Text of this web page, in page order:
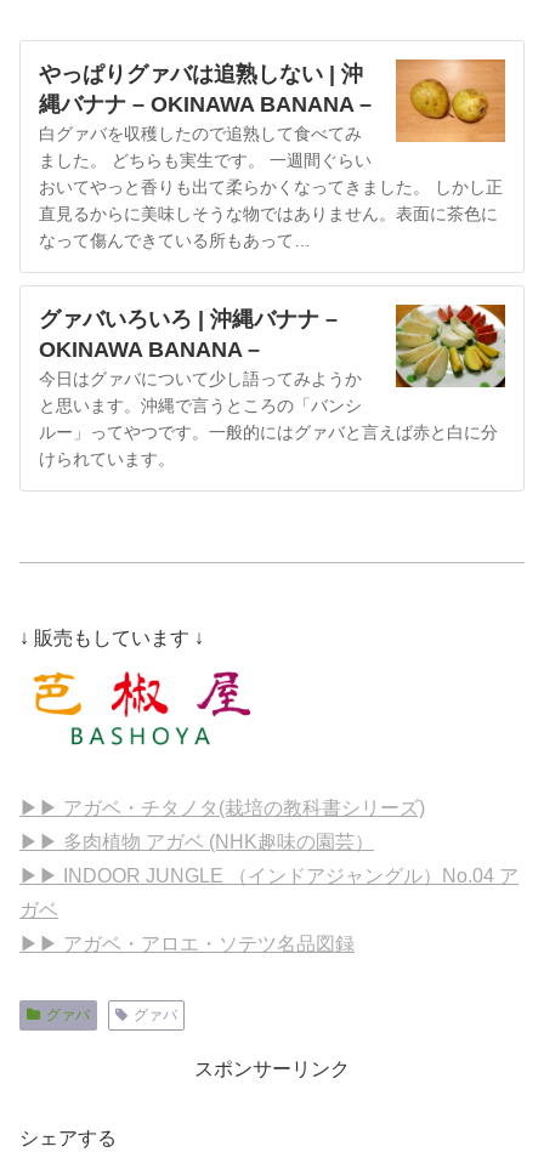
やっぱりグァバは追熟しない | 沖
縄バナナ – OKINAWA BANANA –
白グァバを収穫したので追熟して食べてみ
ました。 どちらも実生です。 一週間ぐらい
おいてやっと香りも出て柔らかくなってきました。 しかし正
直見るからに美味しそうな物ではありません。表面に茶色に
なって傷んできている所もあって…
グァバいろいろ | 沖縄バナナ –
OKINAWA BANANA –
今日はグァバについて少し語ってみようか
と思います。沖縄で言うところの「バンシ
ルー」ってやつです。一般的にはグァバと言えば赤と白に分
けられています。
↓ 販売もしています ↓
▶▶ アガベ・チタノタ(栽培の教科書シリーズ)
▶▶ 多肉植物 アガベ (NHK趣味の園芸）
▶▶ INDOOR JUNGLE （インドアジャングル）No.04 ア
ガベ
▶▶ アガベ・アロエ・ソテツ名品図録
グァバ グァバ
スポンサーリンク
シェアする